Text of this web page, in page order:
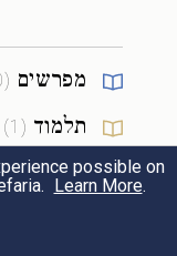
וְהַמַּכְחִישׁ
וְהָאוֹמֵר
הָאָדָם.
הָאוֹמֵר
מפרשים (
תלמוד (
1
)
הלכה(
3
)
possible on
Learn More.